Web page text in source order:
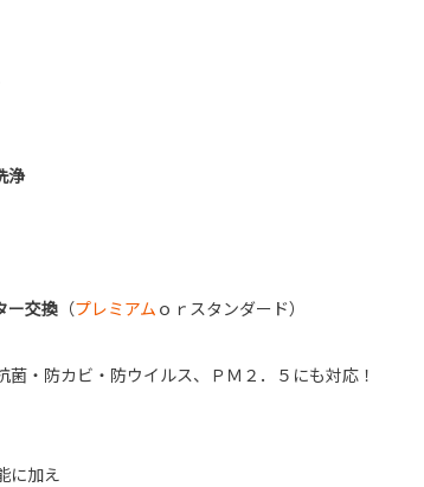
浄
ー交換 （プレミアム ｏｒスタンダード）
菌・防カビ・防ウイルス、ＰＭ２．５にも対応！
に加え